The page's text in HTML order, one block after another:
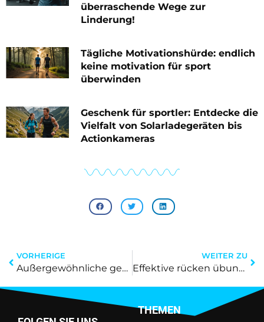
überraschende Wege zur
Linderung!
Tägliche Motivationshürde: endlich
keine motivation für sport
überwinden
Geschenk für sportler: Entdecke die
Vielfalt von Solarladegeräten bis
Actionkameras
VORHERIGE
Außergewöhnliche geschenke für sportbegeisterte: Staunen über kreative Überraschungen
WEITER ZU
Effektive rücken übungen langhantel: überrasche dich selbst mit spürbarer Stärke
THEMEN